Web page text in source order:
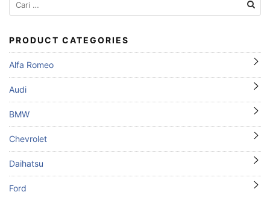
untuk:
PRODUCT CATEGORIES
Alfa Romeo
Audi
BMW
Chevrolet
Daihatsu
Ford